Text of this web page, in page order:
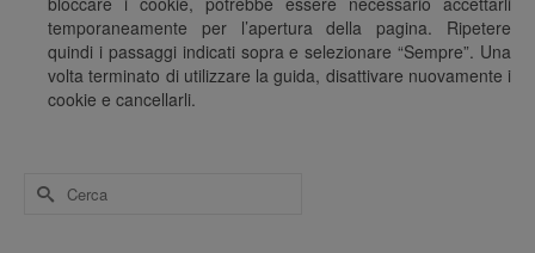
temporaneamente per l’apertura della pagina. Ripetere
quindi i passaggi indicati sopra e selezionare “Sempre”. Una
volta terminato di utilizzare la guida, disattivare nuovamente i
cookie e cancellarli.
Cerca
per: